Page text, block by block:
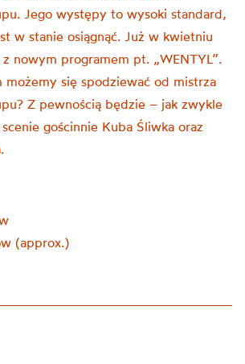
Jego występy to wysoki standard,
w stanie osiągnąć. Już w kwietniu
nowym programem pt. „WENTYL”.
możemy się spodziewać od mistrza
Z pewnością będzie – jak zwykle
gościnnie Kuba Śliwka oraz
(approx.)